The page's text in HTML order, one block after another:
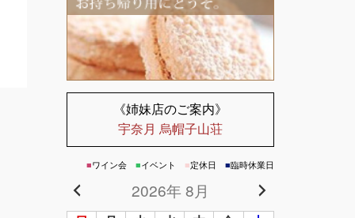
《姉妹店のご案内》
宇奈月 烏帽子山荘
■ワイン会 ■イベント ■定休日 ■臨時休業日
2026年 8月